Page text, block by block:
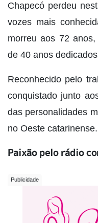
Chapecó perdeu
vozes mais
morreu aos 72
de 40 anos
Reconhecido pelo
conquistado junto
das personalidades
no Oeste catarinense.
Paixão pelo rádio